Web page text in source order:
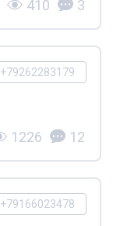
410 3
+79262283179
1226 12
+79166023478